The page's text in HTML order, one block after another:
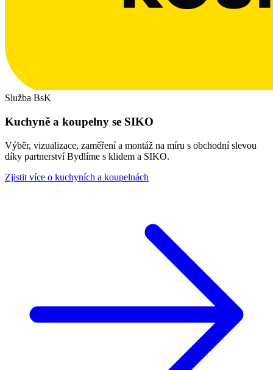
Služba BsK
Kuchyně a koupelny se SIKO
Výběr, vizualizace, zaměření a montáž na míru s obchodní slevou
díky partnerství Bydlíme s klidem a SIKO.
Zjistit více o kuchyních a koupelnách